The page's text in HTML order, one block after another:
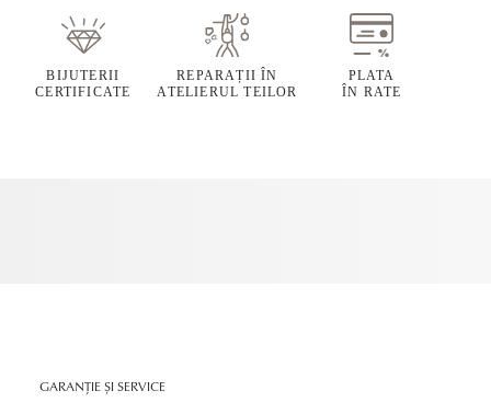
BIJUTERII
CERTIFICATE
REPARAȚII ÎN
ATELIERUL TEILOR
PLATA
ÎN RATE
GARANȚIE ȘI SERVICE